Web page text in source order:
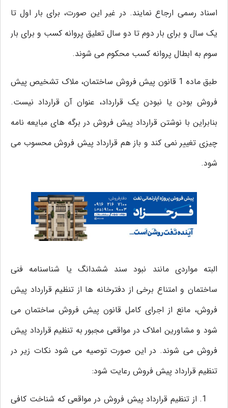
اسناد رسمی ارجاع نمایند. در غیر این صورت، برای بار اول تا
یک سال و برای بار دوم تا دو سال تعلیق پروانه کسب و برای بار
سوم به ابطال پروانه کسب محکوم می شوند.
طبق ماده 1 قانون پیش فروش ساختمان، ملاک تشخیص پیش
فروش بودن یا نبودن یک قرارداد، عنوان آن قرارداد نیست.
بنابراین با نوشتن قرارداد پیش فروش در برگه های مبایعه نامه
چیزی تغییر نمی کند و باز هم قرارداد پیش فروش محسوب می
شود.
البته مواردی مانند نبود سند ششدانگ یا شناسنامه فنی
ساختمان و امتناع برخی از دفترخانه ها از تنظیم قرارداد پیش
فروش، مانع از اجرای کامل قانون پیش فروش ساختمان می
شود و مشاورین املاک در مواقعی مجبور به تنظیم قرارداد پیش
فروش می شوند. در این صورت توصیه می شود نکات زیر در
تنظیم قرارداد پیش فروش رعایت شود:
از تنظیم قرارداد پیش فروش در مواقعی که شناخت کافی